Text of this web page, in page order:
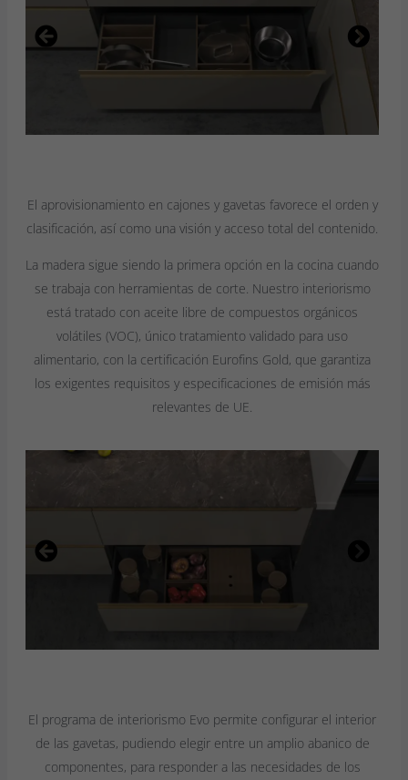
El aprovisionamiento en cajones y gavetas favorece el orden y
clasificación, así como una visión y acceso total del contenido.
La madera sigue siendo la primera opción en la cocina cuando
se trabaja con herramientas de corte. Nuestro interiorismo
está tratado con aceite libre de compuestos orgánicos
volátiles (VOC), único tratamiento validado para uso
alimentario, con la certificación Eurofins Gold, que garantiza
los exigentes requisitos y especificaciones de emisión más
relevantes de UE.
El programa de interiorismo Evo permite configurar el interior
de las gavetas, pudiendo elegir entre un amplio abanico de
componentes, para responder a las necesidades de los